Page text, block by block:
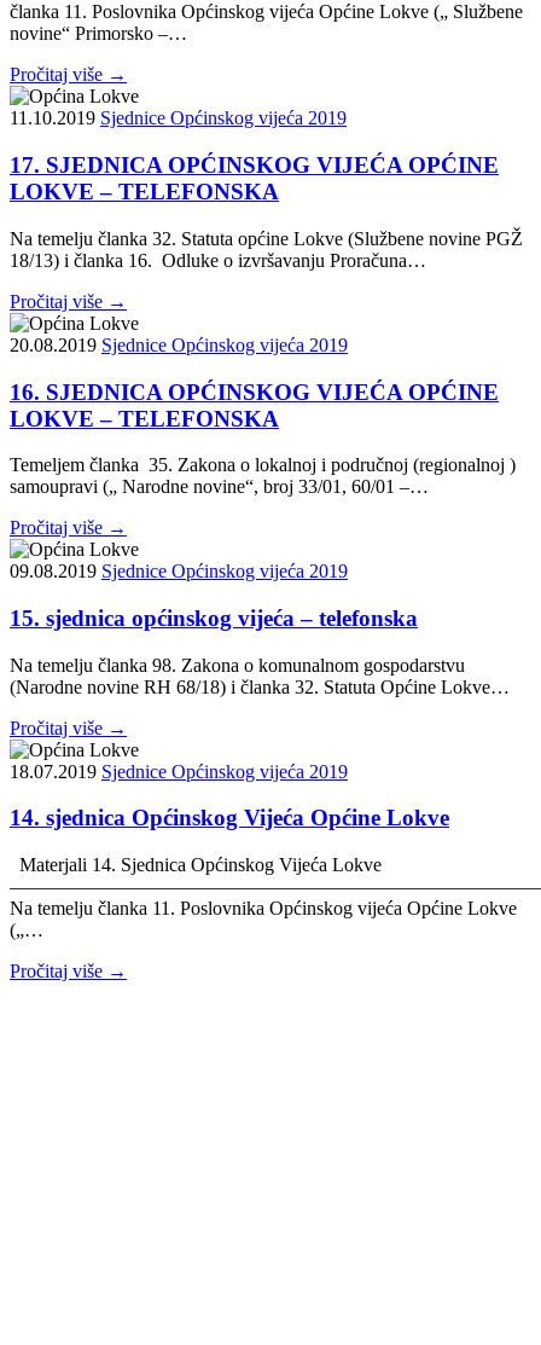
članka 11. Poslovnika Općinskog vijeća Općine Lokve („ Službene
novine“ Primorsko –…
Pročitaj više →
11.10.2019 Sjednice Općinskog vijeća 2019
17. SJEDNICA OPĆINSKOG VIJEĆA OPĆINE
LOKVE – TELEFONSKA
Na temelju članka 32. Statuta općine Lokve (Službene novine PGŽ
18/13) i članka 16. Odluke o izvršavanju Proračuna…
Pročitaj više →
20.08.2019 Sjednice Općinskog vijeća 2019
16. SJEDNICA OPĆINSKOG VIJEĆA OPĆINE
LOKVE – TELEFONSKA
Temeljem članka 35. Zakona o lokalnoj i područnoj (regionalnoj )
samoupravi („ Narodne novine“, broj 33/01, 60/01 –…
Pročitaj više →
09.08.2019 Sjednice Općinskog vijeća 2019
15. sjednica općinskog vijeća – telefonska
Na temelju članka 98. Zakona o komunalnom gospodarstvu
(Narodne novine RH 68/18) i članka 32. Statuta Općine Lokve…
Pročitaj više →
18.07.2019 Sjednice Općinskog vijeća 2019
14. sjednica Općinskog Vijeća Općine Lokve
Materjali 14. Sjednica Općinskog Vijeća Lokve
Na temelju članka 11. Poslovnika Općinskog vijeća Općine Lokve
(„…
Pročitaj više →